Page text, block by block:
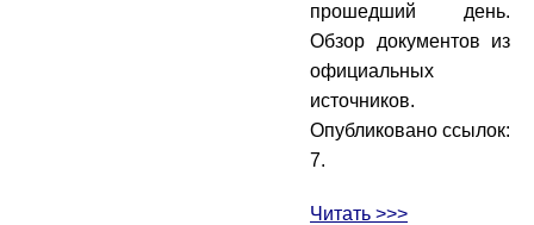
прошедший день.
Обзор документов из
официальных
источников.
Опубликовано ссылок:
7.
Читать >>>